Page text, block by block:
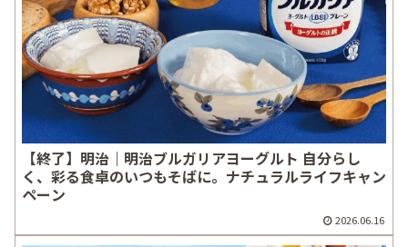
【終了】明治｜明治ブルガリアヨーグルト 自分らし
く、彩る食卓のいつもそばに。ナチュラルライフキャン
ペーン
2026.06.16